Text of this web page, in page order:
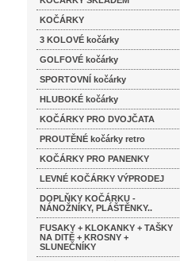
KOČÁRKY
3 KOLOVÉ kočárky
GOLFOVÉ kočárky
SPORTOVNÍ kočárky
HLUBOKÉ kočárky
KOČÁRKY PRO DVOJČATA
PROUTĚNÉ kočárky retro
KOČÁRKY PRO PANENKY
LEVNÉ KOČÁRKY VÝPRODEJ
DOPLŇKY KOČÁRKU -
NÁNOŽNÍKY, PLÁŠTĚNKY..
FUSAKY + KLOKANKY + TAŠKY
NA DITĚ + KROSNY +
SLUNEČNÍKY